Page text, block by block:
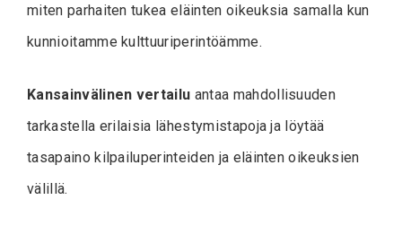
miten parhaiten tukea eläinten oikeuksia samalla kun
kunnioitamme kulttuuriperintöämme.
Kansainvälinen vertailu antaa mahdollisuuden
tarkastella erilaisia lähestymistapoja ja löytää
tasapaino kilpailuperinteiden ja eläinten oikeuksien
välillä.